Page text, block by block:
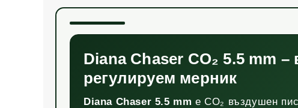
Diana Chaser CO₂ 5.5 mm
регулируем мерник
Diana Chaser 5.5 mm е CO₂ въздушен